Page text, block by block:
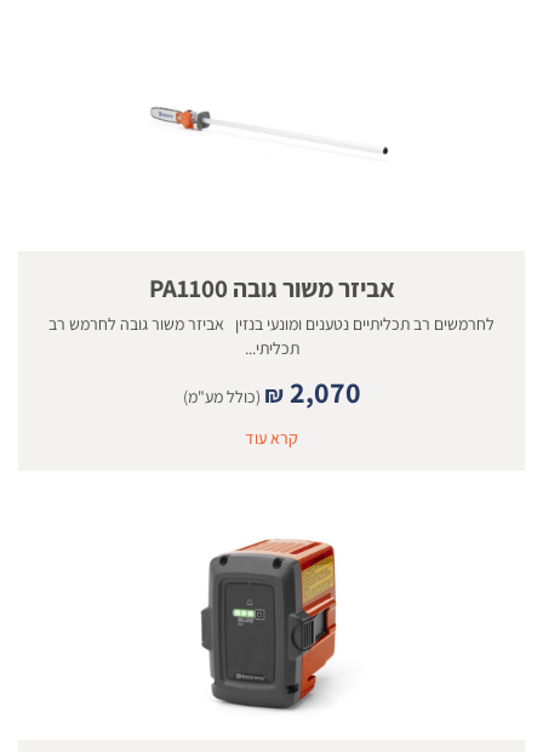
אביזר משור גובה PA1100
לחרמשים רב תכליתיים נטענים ומונעי בנזין אביזר משור גובה לחרמש רב
תכליתי...
₪ 2,070
(כולל מע"מ)
קרא עוד